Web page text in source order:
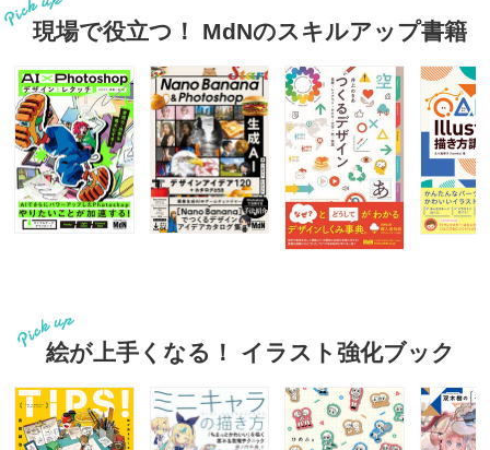
現場で役立つ！ MdNのスキルアップ書籍
絵が上手くなる！ イラスト強化ブック